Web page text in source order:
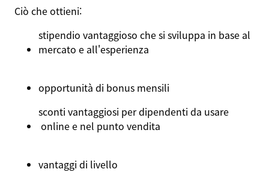
Ciò cheottieni:
stipendio vantaggioso chesi sviluppa in base al
mercato e all'esperienza
opportunità di bonus mensili
sconti vantaggiosi perdipendenti da usare
online e nel punto vendita
vantaggi di livello